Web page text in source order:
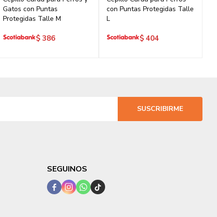
Gatos con Puntas
Protegidas Talle M
$ 386
con Puntas Protegidas Talle
L
$ 404
SUSCRIBIRME
SEGUINOS
   